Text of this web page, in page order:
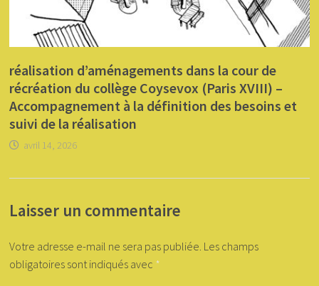
réalisation d’aménagements dans la cour de
récréation du collège Coysevox (Paris XVIII) –
Accompagnement à la définition des besoins et
suivi de la réalisation
avril 14, 2026
Laisser un commentaire
Votre adresse e-mail ne sera pas publiée. Les champs
obligatoires sont indiqués avec *